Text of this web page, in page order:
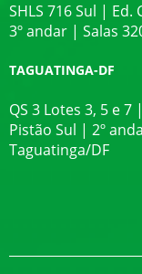
SHLS 716 Sul |
3º andar | Salas
TAGUATINGA-DF
QS 3 Lotes 3, 5 e
Pistão Sul | 2º
Taguatinga/DF